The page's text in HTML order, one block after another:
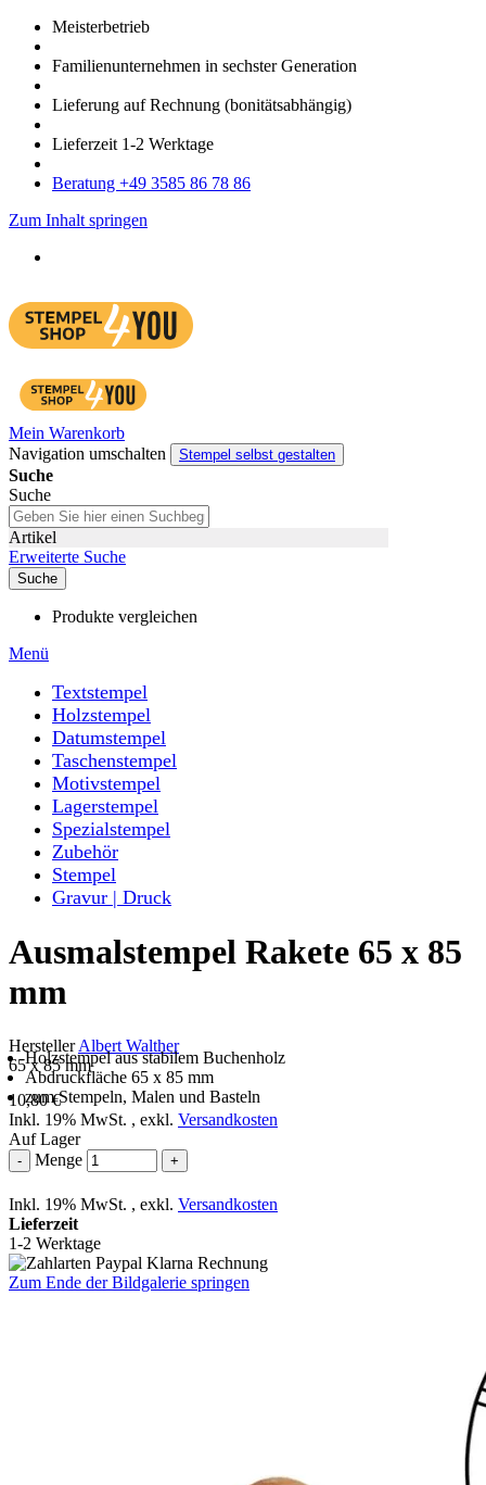
Meister­betrieb
Familien­unter­nehmen in sechster Gene­ration
Lieferung auf Rech­nung (bonitätsabhängig)
Liefer­zeit 1-2 Werk­tage
Bera­tung +49 3585 86 78 86
Zum Inhalt springen
Mein Warenkorb
Navigation umschalten
Stempel selbst gestalten
Suche
Suche
Artikel
Erweiterte Suche
Suche
Produkte vergleichen
Menü
Textstempel
Holzstempel
Datumstempel
Taschenstempel
Motivstempel
Lagerstempel
Spezialstempel
Zubehör
Stempel
Gravur | Druck
Ausmalstempel Rakete 65 x 85
mm
HerstellerAlbert Walther
65 x 85 mm
Holzstempel aus stabilem Buchenholz
Abdruckfläche 65 x 85 mm
zum Stempeln, Malen und Basteln
10,80 €
Inkl. 19% MwSt. , exkl. Versandkosten
Auf Lager
- Menge +
Inkl. 19% MwSt. , exkl. Versandkosten
Lieferzeit
1-2 Werktage
Zum Ende der Bildgalerie springen